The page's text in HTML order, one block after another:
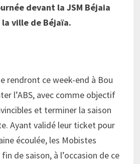
devant la JSM Béjaia
ville de Béjaïa.
rendront ce week-end à Bou
l’ABS, avec comme objectif
et terminer la saison
Ayant validé leur ticket pour
écoulée, les Mobistes
de saison, à l’occasion de ce